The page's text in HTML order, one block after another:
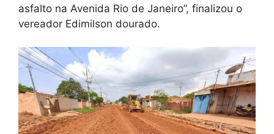
asfalto na Avenida Rio de Janeiro”, finalizou o
vereador Edimilson dourado.